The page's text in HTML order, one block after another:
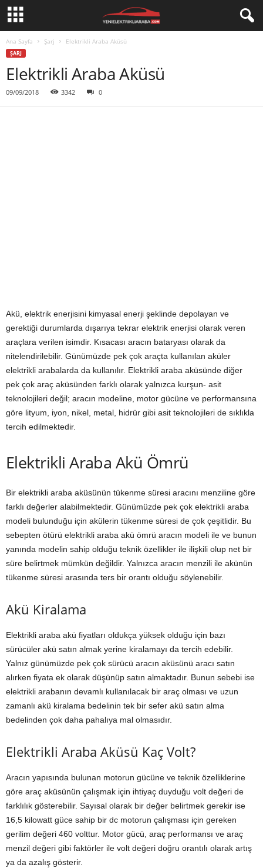
Ana Sayfa Şarj Elektrikli Araba Aküsü
ŞARJ
Elektrikli Araba Aküsü
09/09/2018 3342 0
Akü, elektrik enerjisini kimyasal enerji şeklinde depolayan ve
gerektiği durumlarda dışarıya tekrar elektrik enerjisi olarak veren
araçlara verilen isimdir. Kısacası aracın bataryası olarak da
nitelendirilebilir. Günümüzde pek çok araçta kullanılan aküler
elektrikli arabalarda da kullanılır. Elektrikli araba aküsünde diğer
pek çok araç aküsünden farklı olarak yalnızca kurşun- asit
teknolojileri değil; aracın modeline, motor gücüne ve performansına
göre lityum, iyon, nikel, metal, hidrür gibi asit teknolojileri de sıklıkla
tercih edilmektedir.
Elektrikli Araba Akü Ömrü
Bir elektrikli araba aküsünün tükenme süresi aracını menziline göre
farklı değerler alabilmektedir. Günümüzde pek çok elektrikli araba
modeli bulunduğu için akülerin tükenme süresi de çok çeşitlidir. Bu
sebepten ötürü elektrikli araba akü ömrü aracın modeli ile ve bunun
yanında modelin sahip olduğu teknik özellikler ile ilişkili olup net bir
süre belirtmek mümkün değildir. Yalnızca aracın menzili ile akünün
tükenme süresi arasında ters bir orantı olduğu söylenebilir.
Akü Kiralama
Elektrikli araba akü fiyatları oldukça yüksek olduğu için bazı
sürücüler akü satın almak yerine kiralamayı da tercih edebilir.
Yalnız günümüzde pek çok sürücü aracın aküsünü aracı satın
alırken fiyata ek olarak düşünüp satın almaktadır. Bunun sebebi ise
elektrikli arabanın devamlı kullanılacak bir araç olması ve uzun
zamanlı akü kiralama bedelinin tek bir sefer akü satın alma
bedelinden çok daha pahalıya mal olmasıdır.
Elektrikli Araba Aküsü Kaç Volt?
Aracın yapısında bulunan motorun gücüne ve teknik özelliklerine
göre araç aküsünün çalışmak için ihtiyaç duyduğu volt değeri de
farklılık gösterebilir. Sayısal olarak bir değer belirtmek gerekir ise
16,5 kilowatt güce sahip bir dc motorun çalışması için gereken
gerilim değeri 460 volttur. Motor gücü, araç performansı ve araç
menzil değeri gibi faktörler ile volt değeri doğru orantılı olarak artış
ya da azalış gösterir.